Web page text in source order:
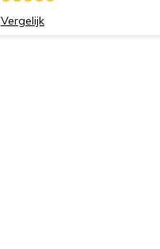
Vergelijk